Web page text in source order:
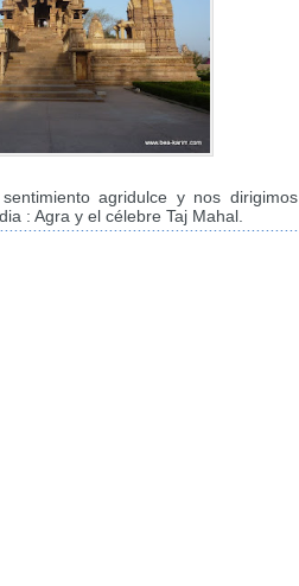
agridulce y nos dirigimos
: Agra y el célebre Taj Mahal.